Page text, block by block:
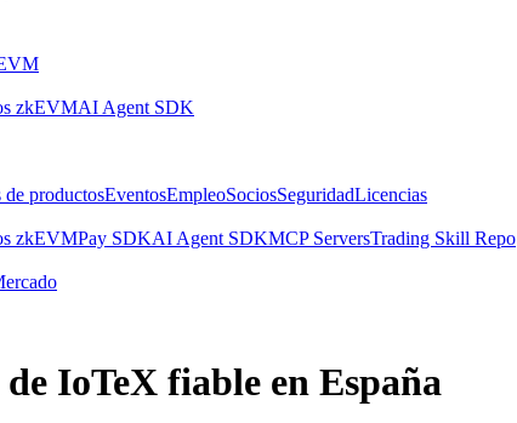
zkEVMAI Agent SDK
productosEventosEmpleoSociosSeguridadLicencias
zkEVMPay SDKAI Agent SDKMCP ServersTrading Skill Repo
IoTeX fiable en España